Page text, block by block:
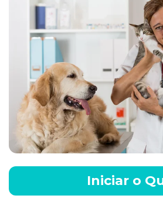
Iniciar o